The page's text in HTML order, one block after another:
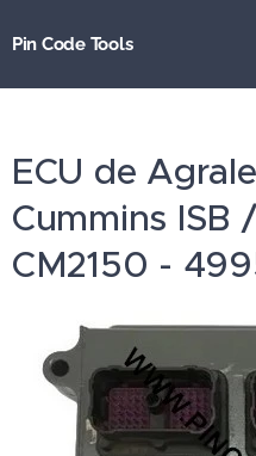
Pin Code Tools
ECU de
Cummins ISB
CM2150 -